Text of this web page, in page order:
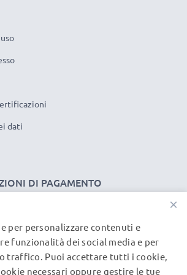
/ a petalo baionetta Paraluce
Ordina ora: spedizione rapida e 3
DI PAGAMENTO
dati
DI SPEDIZIONE
×
per personalizzare contenuti e
funzionalità dei social media e per
traffico. Puoi accettare tutti i cookie,
necessari oppure gestire le tue